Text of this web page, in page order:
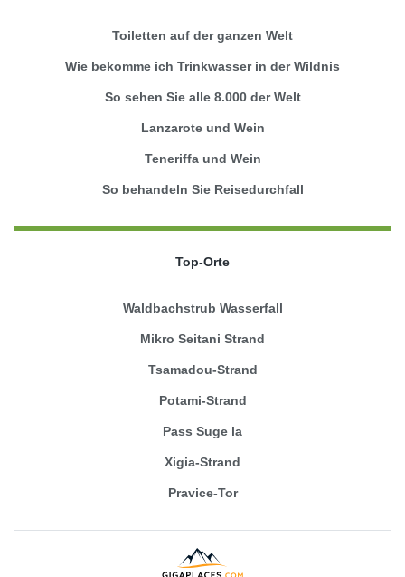
Toiletten auf der ganzen Welt
Wie bekomme ich Trinkwasser in der Wildnis
So sehen Sie alle 8.000 der Welt
Lanzarote und Wein
Teneriffa und Wein
So behandeln Sie Reisedurchfall
Top-Orte
Waldbachstrub Wasserfall
Mikro Seitani Strand
Tsamadou-Strand
Potami-Strand
Pass Suge la
Xigia-Strand
Pravice-Tor